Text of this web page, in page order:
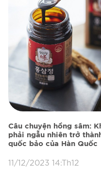
Câu chuyện hồng sâm:
phải ngẫu nhiên trở
quốc bảo của Hàn Quốc
11/12/2023 14:Th12